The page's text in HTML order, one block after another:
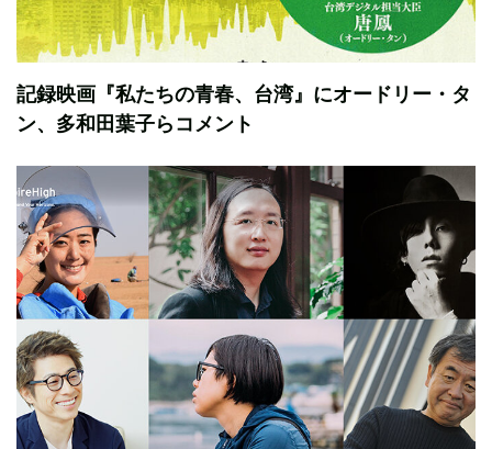
記録映画『私たちの青春、台湾』にオードリー・タ
ン、多和田葉子らコメント